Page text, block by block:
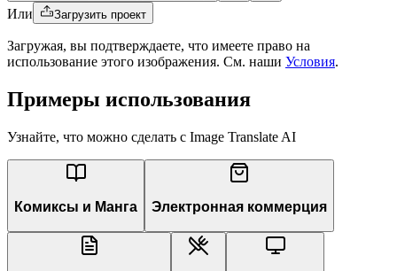
Или Загрузить проект
Загружая, вы подтверждаете, что имеете право на
использование этого изображения. См. наши Условия.
Примеры использования
Узнайте, что можно сделать с Image Translate AI
Комиксы и Манга Электронная коммерция